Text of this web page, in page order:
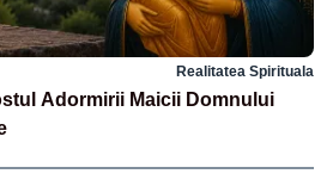
Realitatea Spirituala
Adormirii Maicii Domnului